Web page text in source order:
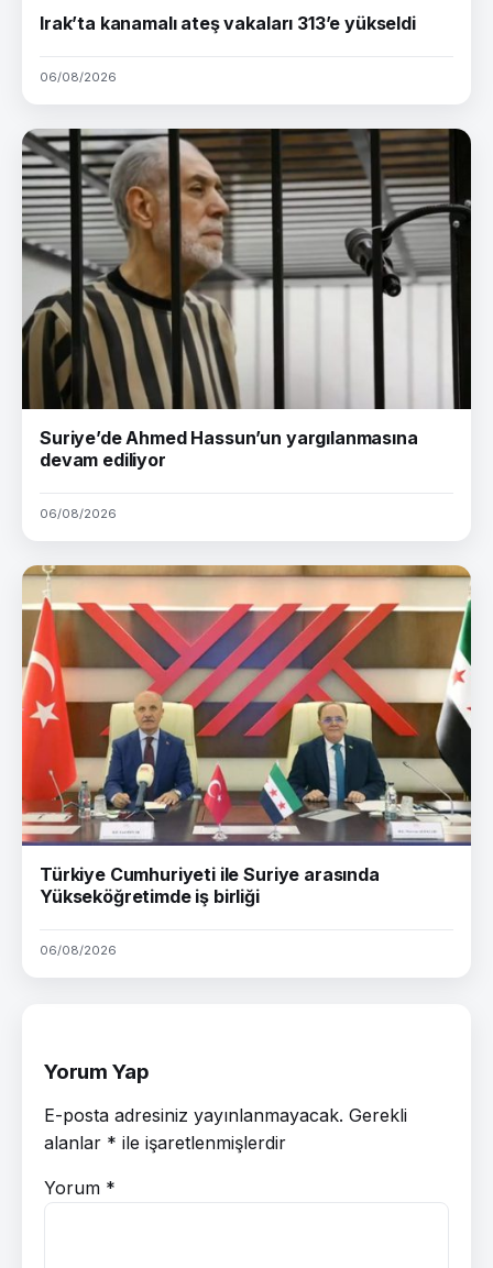
Irak’ta kanamalı ateş vakaları 313’e yükseldi
06/08/2026
Suriye’de Ahmed Hassun’un yargılanmasına
devam ediliyor
06/08/2026
Türkiye Cumhuriyeti ile Suriye arasında
Yükseköğretimde iş birliği
06/08/2026
Yorum Yap
E-posta adresiniz yayınlanmayacak. Gerekli
alanlar * ile işaretlenmişlerdir
Yorum *